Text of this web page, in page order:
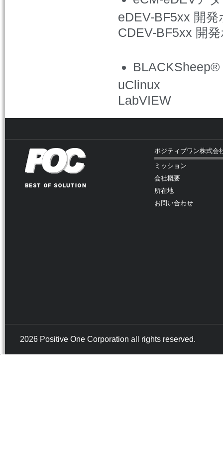
eDEV-BF5xx 開発
CDEV-BF5xx 開
uClinux
LabVIEW
ポジティブワン株式会
ミッション
会社概要
所在地
お問い合わせ
2026 Positive One Corporation all rights reserved.